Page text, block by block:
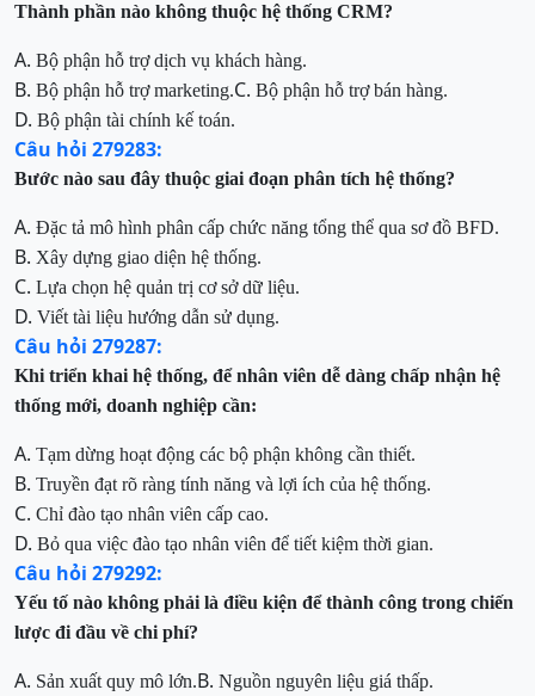
Thành phần nào không thuộc hệ thống CRM?
A. Bộ phận hỗ trợ dịch vụ khách hàng.
B. Bộ phận hỗ trợ marketing.C. Bộ phận hỗ trợ bán hàng.
D. Bộ phận tài chính kế toán.
Câu hỏi 279283:
Bước nào sau đây thuộc giai đoạn phân tích hệ thống?
A. Đặc tả mô hình phân cấp chức năng tổng thể qua sơ đồ BFD.
B. Xây dựng giao diện hệ thống.
C. Lựa chọn hệ quản trị cơ sở dữ liệu.
D. Viết tài liệu hướng dẫn sử dụng.
Câu hỏi 279287:
Khi triển khai hệ thống, để nhân viên dễ dàng chấp nhận hệ
thống mới, doanh nghiệp cần:
A. Tạm dừng hoạt động các bộ phận không cần thiết.
B. Truyền đạt rõ ràng tính năng và lợi ích của hệ thống.
C. Chỉ đào tạo nhân viên cấp cao.
D. Bỏ qua việc đào tạo nhân viên để tiết kiệm thời gian.
Câu hỏi 279292:
Yếu tố nào không phải là điều kiện để thành công trong chiến
lược đi đầu về chi phí?
A. Sản xuất quy mô lớn.B. Nguồn nguyên liệu giá thấp.